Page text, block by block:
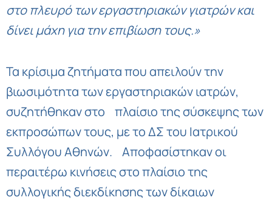
στο πλευρό τωνεργαστηριακών γιατρώνκαι
δίνειμάχη για τηνεπιβίωση τους.»
Τα κρίσιμα ζητήματα που απειλούν την
βιωσιμότητα των εργαστηριακών ιατρών,
συζητήθηκαν στο πλαίσιο της σύσκεψης των
εκπροσώπων τους, με το ΔΣ του Ιατρικού
Συλλόγου Αθηνών. Αποφασίστηκαν οι
περαιτέρω κινήσεις στο πλαίσιο της
συλλογικής διεκδίκησης των δίκαιων